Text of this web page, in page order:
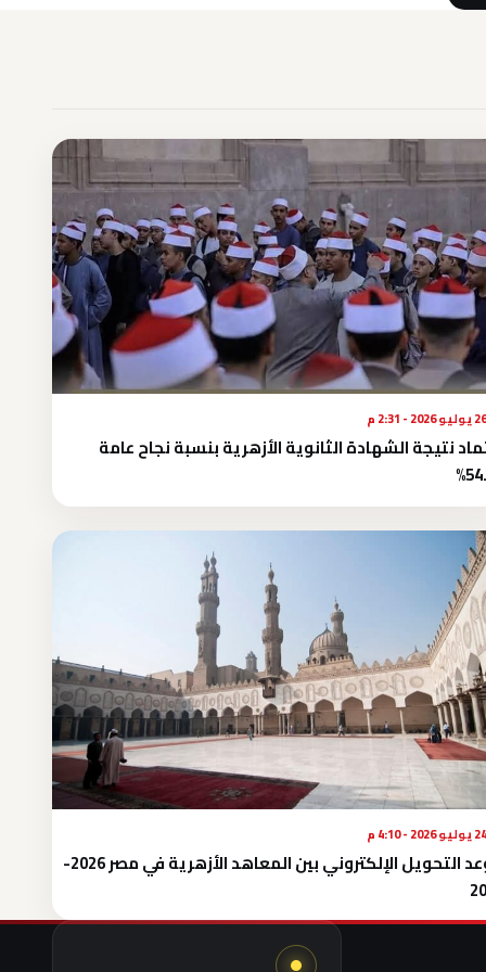
2026 - 2:31 م
نتيجة الشهادة الثانوية الأزهرية بنسبة نجاح عامة
24 يوليو 2026 - 4:10 م
موعد التحويل الإلكتروني بين المعاهد الأزهرية في مصر 2026-